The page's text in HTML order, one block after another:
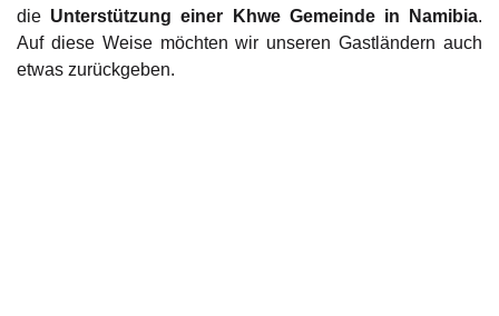
die Unterstützung einer Khwe Gemeinde in Namibia.
Auf diese Weise möchten wir unseren Gastländern auch
etwas zurückgeben.